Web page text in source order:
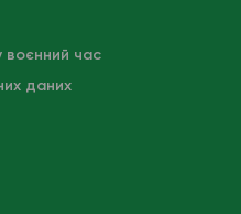
воєнний час
даних